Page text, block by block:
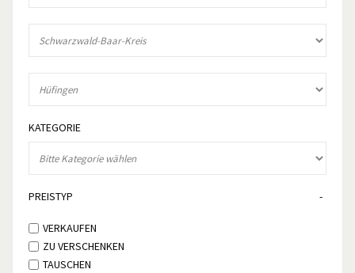
KATEGORIE
PREISTYP
VERKAUFEN
ZU VERSCHENKEN
TAUSCHEN